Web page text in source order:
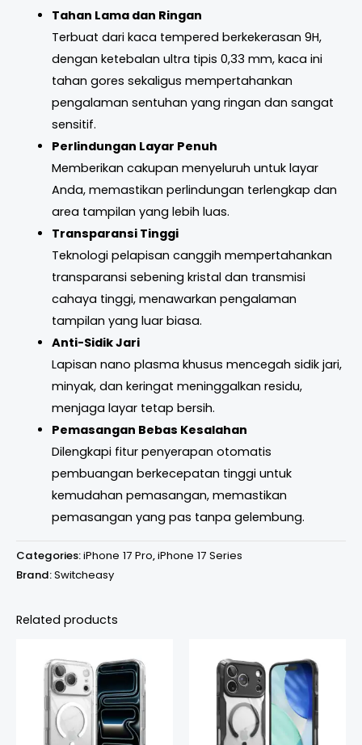
Tahan Lama dan Ringan
Terbuat dari kaca tempered berkekerasan 9H,
dengan ketebalan ultra tipis 0,33 mm, kaca ini
tahan gores sekaligus mempertahankan
pengalaman sentuhan yang ringan dan sangat
sensitif.
Perlindungan Layar Penuh
Memberikan cakupan menyeluruh untuk layar
Anda, memastikan perlindungan terlengkap dan
area tampilan yang lebih luas.
Transparansi Tinggi
Teknologi pelapisan canggih mempertahankan
transparansi sebening kristal dan transmisi
cahaya tinggi, menawarkan pengalaman
tampilan yang luar biasa.
Anti-Sidik Jari
Lapisan nano plasma khusus mencegah sidik jari,
minyak, dan keringat meninggalkan residu,
menjaga layar tetap bersih.
Pemasangan Bebas Kesalahan
Dilengkapi fitur penyerapan otomatis
pembuangan berkecepatan tinggi untuk
kemudahan pemasangan, memastikan
pemasangan yang pas tanpa gelembung.
Categories:iPhone 17 Pro,iPhone 17 Series
Brand:Switcheasy
Related products